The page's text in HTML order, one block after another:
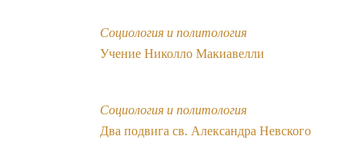
Социология и политология
Учение Николло Макиавелли
Социология и политология
Два подвига св. Александра Невского